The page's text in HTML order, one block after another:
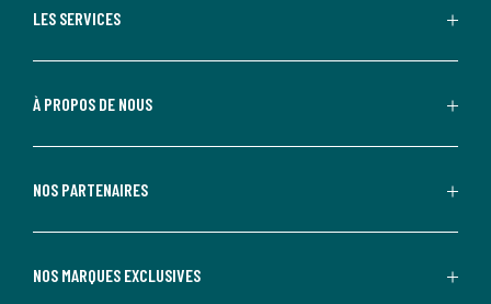
LES SERVICES
À PROPOS DE NOUS
NOS PARTENAIRES
NOS MARQUES EXCLUSIVES